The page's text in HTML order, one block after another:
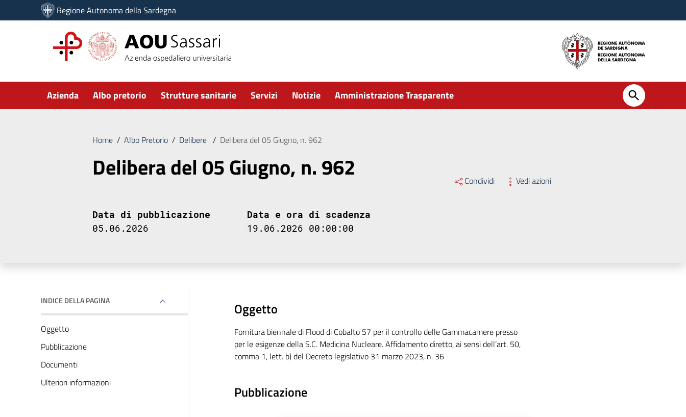
Vai ai contenuti
Vai al menu di navigazione
Vai al footer
Regione Autonoma della Sardegna
Submenu
Azienda Albo pretorio Strutture sanitarie Servizi Notizie Amministrazione Trasparente
Home / Albo Pretorio / Delibere / Delibera del 05 Giugno, n. 962
Delibera del 05 Giugno, n. 962 Condividi Vedi azioni
Data di pubblicazione
05.06.2026
Data e ora di scadenza
19.06.2026 00:00:00
INDICE DELLA PAGINA
Oggetto
Pubblicazione
Documenti
Ulteriori informazioni
Oggetto
Fornitura biennale di Flood di Cobalto 57 per il controllo delle Gammacamere presso
per le esigenze della S.C. Medicina Nucleare. Affidamento diretto, ai sensi dell’art. 50,
comma 1, lett. b) del Decreto legislativo 31 marzo 2023, n. 36
Pubblicazione